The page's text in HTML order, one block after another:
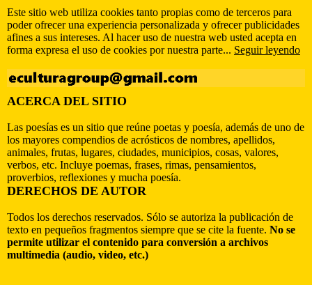
Este sitio web utiliza cookies tanto propias como de terceros para
poder ofrecer una experiencia personalizada y ofrecer publicidades
afines a sus intereses. Al hacer uso de nuestra web usted acepta en
forma expresa el uso de cookies por nuestra parte... Seguir leyendo
ACERCA DEL SITIO
Las poesías es un sitio que reúne poetas y poesía, además de uno de
los mayores compendios de acrósticos de nombres, apellidos,
animales, frutas, lugares, ciudades, municipios, cosas, valores,
verbos, etc. Incluye poemas, frases, rimas, pensamientos,
proverbios, reflexiones y mucha poesía.
DERECHOS DE AUTOR
Todos los derechos reservados. Sólo se autoriza la publicación de
texto en pequeños fragmentos siempre que se cite la fuente. No se
permite utilizar el contenido para conversión a archivos
multimedia (audio, video, etc.)